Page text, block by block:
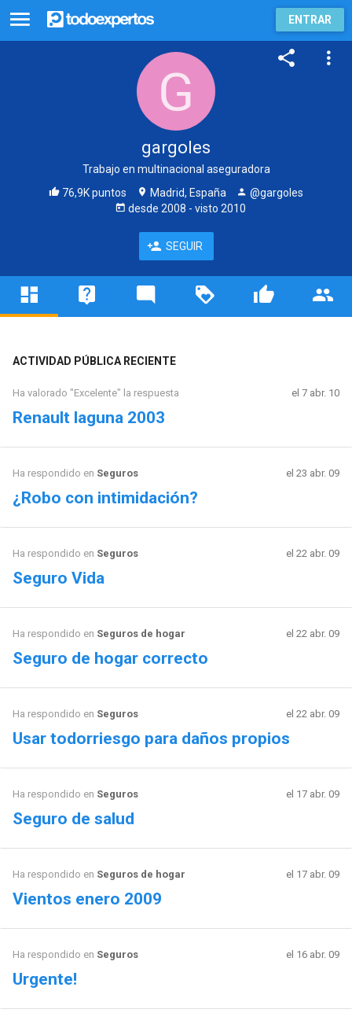
ENTRAR
gargoles
Trabajo en multinacional aseguradora
76,9K puntos
Madrid, España
@gargoles
desde 2008 - visto 2010
SEGUIR
ACTIVIDAD PÚBLICA RECIENTE
Ha valorado "Excelente" la respuesta el 7 abr. 10
Renault laguna 2003
Ha respondido en Seguros el 23 abr. 09
¿Robo con intimidación?
Ha respondido en Seguros el 22 abr. 09
Seguro Vida
Ha respondido en Seguros de hogar el 22 abr. 09
Seguro de hogar correcto
Ha respondido en Seguros el 22 abr. 09
Usar todorriesgo para daños propios
Ha respondido en Seguros el 17 abr. 09
Seguro de salud
Ha respondido en Seguros de hogar el 17 abr. 09
Vientos enero 2009
Ha respondido en Seguros el 16 abr. 09
Urgente!